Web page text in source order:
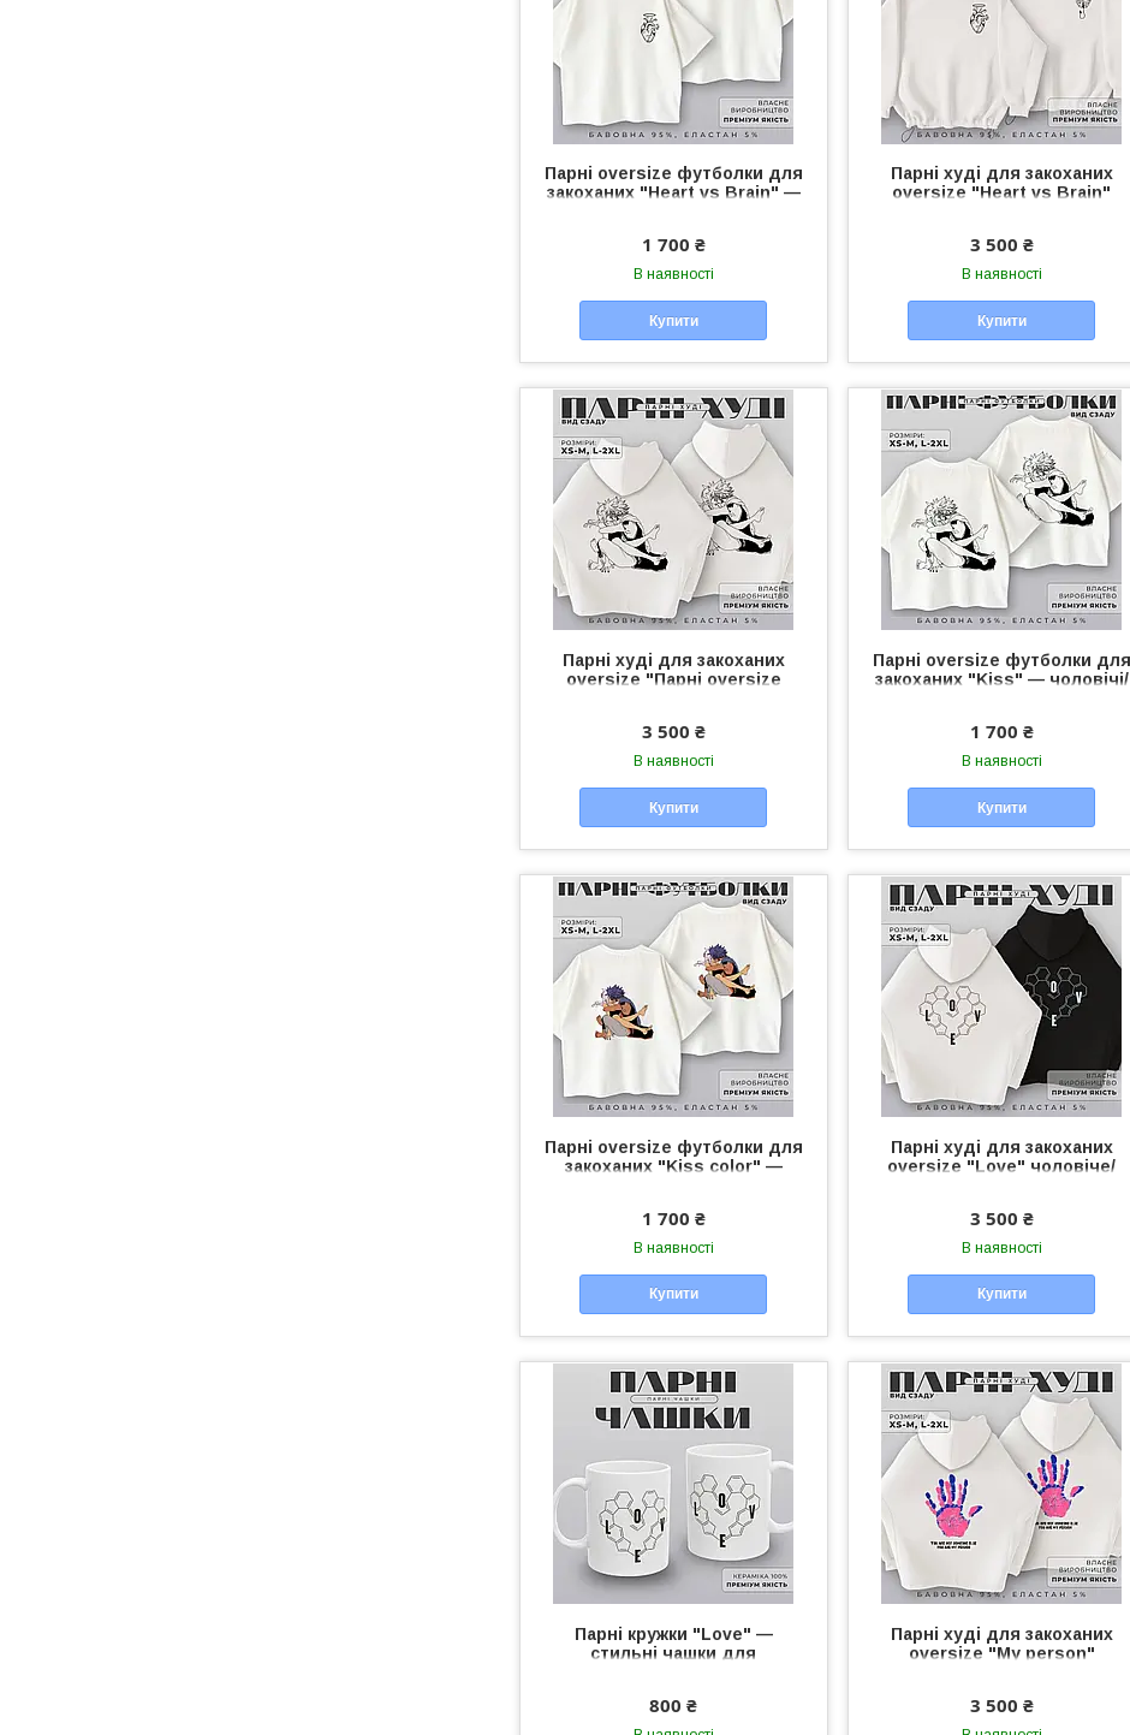
Парні oversize футболки для
закоханих "Heart vs Brain" —
1 700 ₴
В наявності
Купити
Парні худі для закоханих
oversize "Heart vs Brain"
3 500 ₴
В наявності
Купити
Парні худі для закоханих
oversize "Парні oversize
жіноче худі унісекс для пари
3 500 ₴
В наявності
Купити
Парні oversize футболки для
закоханих "Kiss" — чоловічі/
1 700 ₴
В наявності
Купити
Парні oversize футболки для
закоханих "Kiss color" —
1 700 ₴
В наявності
Купити
Парні худі для закоханих
oversize "Love" чоловіче/
3 500 ₴
В наявності
Купити
Парні кружки "Love" —
стильні чашки для
800 ₴
Парні худі для закоханих
oversize "My person"
3 500 ₴